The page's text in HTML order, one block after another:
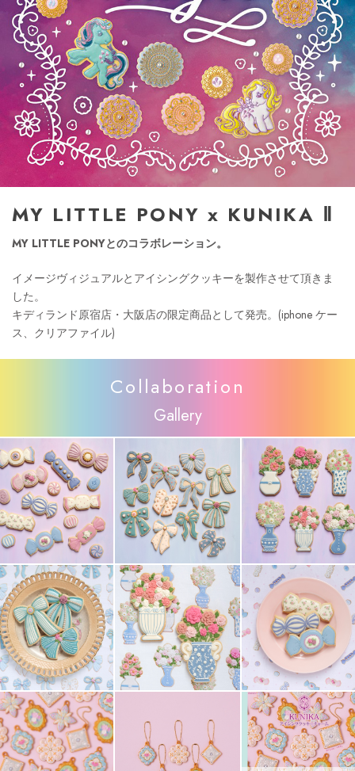
MY LITTLE PONY x KUNIKA Ⅱ
MY LITTLE PONYとのコラボレーション。
イメージヴィジュアルとアイシングクッキーを製作させて頂きま
した。
キディランド原宿店・大阪店の限定商品として発売。(iphone ケー
ス、クリアファイル)
Collaboration
Gallery